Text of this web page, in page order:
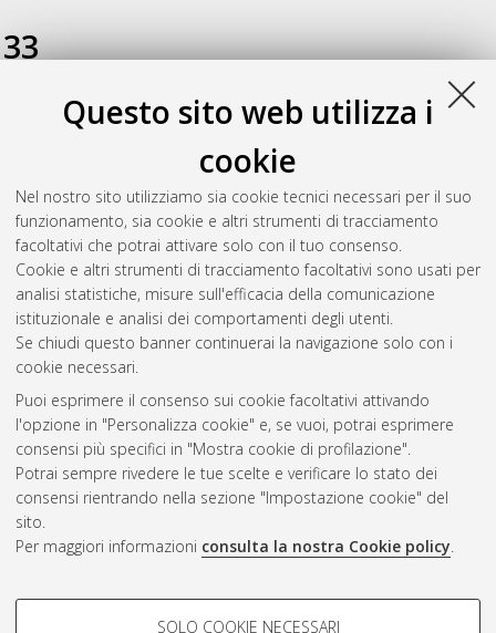
Questo sito web utilizza i
cookie
Nel nostro sito utilizziamo sia cookie tecnici necessari per il suo
funzionamento, sia cookie e altri strumenti di tracciamento
facoltativi che potrai attivare solo con il tuo consenso.
Cookie e altri strumenti di tracciamento facoltativi sono usati per
analisi statistiche, misure sull'efficacia della comunicazione
istituzionale e analisi dei comportamenti degli utenti.
Se chiudi questo banner continuerai la navigazione solo con i
cookie necessari.
Puoi esprimere il consenso sui cookie facoltativi attivando
l'opzione in "Personalizza cookie" e, se vuoi, potrai esprimere
consensi più specifici in "Mostra cookie di profilazione".
Potrai sempre rivedere le tue scelte e verificare lo stato dei
consensi rientrando nella sezione "Impostazione cookie" del
sito.
Per maggiori informazioni consulta la nostra Cookie policy.
COOKIE DI PROFILAZIONE -
SOLO COOKIE NECESSARI
33
Zubalich, Riccardo(2021)Paleogeographic evolution and
sequence stratigraphy of the Upper Cretaceous Bearpaw
Formation (west-central Alberta, Canada)
Alma Mater Studiorum Università di Bologna. Dottorato di
ricerca inScienze della terra, della vita e dell'ambiente, 33
Ciclo. DOI 10.48676/unibo/amsdottorato/9971.
Questa lista e' stata generata il Wed Aug 5 20:48:36 2026
Atom
Rss 1.0
Rss 2.0
ISSN: 2038-7946
Impostazioni Cookie